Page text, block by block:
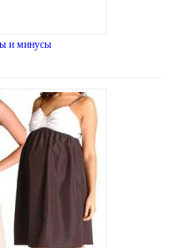
и минусы